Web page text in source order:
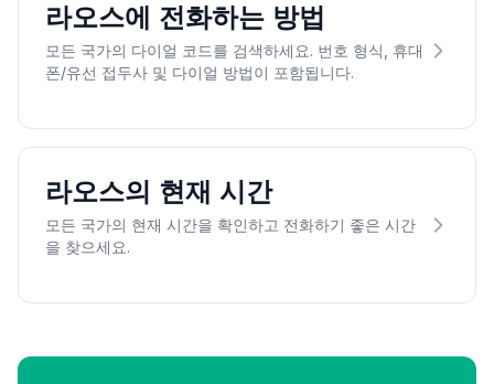
라오스에 전화하는 방법
모든 국가의 다이얼 코드를 검색하세요. 번호 형식, 휴대
폰/유선 접두사 및 다이얼 방법이 포함됩니다.
라오스의 현재 시간
모든 국가의 현재 시간을 확인하고 전화하기 좋은 시간
을 찾으세요.